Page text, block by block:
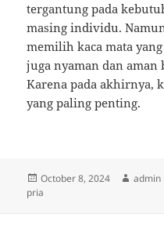
tergantung pada
masing individu.
memilih kaca mata
juga nyaman dan aman
Karena pada akhirnya,
yang paling penting.
Posted
on
October 8, 2024 Author
admin
pria